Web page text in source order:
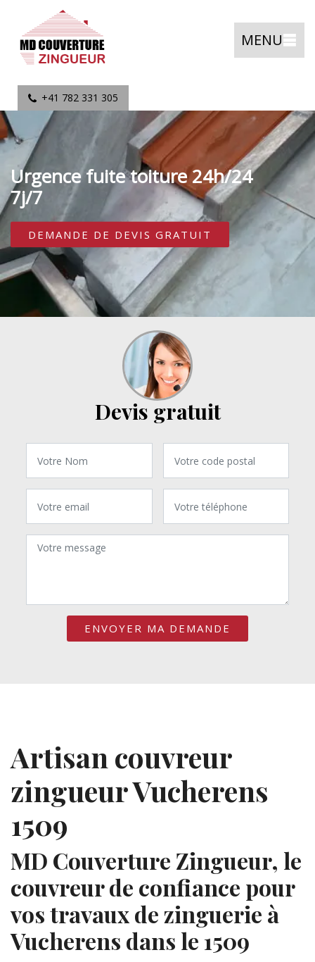
MENU
+41 782 331 305
Urgence fuite toiture 24h/24
7j/7
DEMANDE DE DEVIS GRATUIT
Devis gratuit
Artisan couvreur
zingueur Vucherens
1509
MD Couverture Zingueur, le
couvreur de confiance pour
vos travaux de zinguerie à
Vucherens dans le 1509